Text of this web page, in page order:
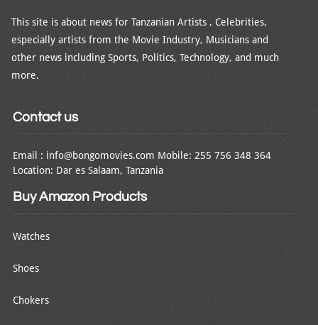
This site is about news for Tanzanian Artists , Celebrities,
especially artists from the Movie Industry, Musicians and
other news including Sports, Politics, Technology, and much
more.
Contact us
Email : info@bongomovies.com Mobile: 255 756 348 364
Location: Dar es Salaam, Tanzania
Buy Amazon Products
Watches
Shoes
Chokers